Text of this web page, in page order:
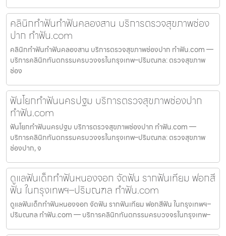
คลินิกทำฟันทำฟันคลองสาน บริการตรวจสุขภาพช่อง
ปาก ทำฟัน.com
คลินิกทำฟันทำฟันคลองสาน บริการตรวจสุขภาพช่องปาก ทำฟัน.com —
บริการคลินิกทันตกรรมครบวงจรในกรุงเทพ–ปริมณฑล: ตรวจสุขภาพ
ช่อง
ฟันโยกทำฟันนครปฐม บริการตรวจสุขภาพช่องปาก
ทำฟัน.com
ฟันโยกทำฟันนครปฐม บริการตรวจสุขภาพช่องปาก ทำฟัน.com —
บริการคลินิกทันตกรรมครบวงจรในกรุงเทพ–ปริมณฑล: ตรวจสุขภาพ
ช่องปาก, จ
ดูแลฟันเด็กทำฟันหนองจอก จัดฟัน รากฟันเทียม ฟอกสี
ฟัน ในกรุงเทพฯ–ปริมณฑล ทำฟัน.com
ดูแลฟันเด็กทำฟันหนองจอก จัดฟัน รากฟันเทียม ฟอกสีฟัน ในกรุงเทพฯ–
ปริมณฑล ทำฟัน.com — บริการคลินิกทันตกรรมครบวงจรในกรุงเทพ–